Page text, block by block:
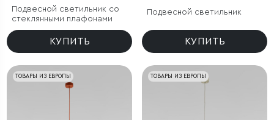
Подвесной светильник со
стеклянными плафонами
КУПИТЬ
Подвесной светильник
КУПИТЬ
ТОВАРЫ ИЗ ЕВРОПЫ ТОВАРЫ ИЗ ЕВРОПЫ